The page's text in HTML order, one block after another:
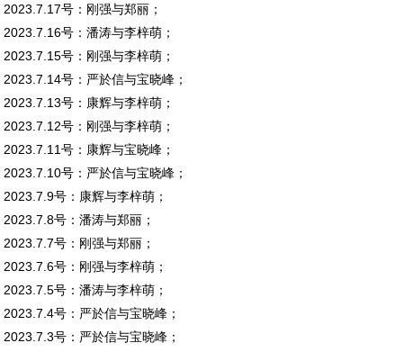
2023.7.17号：刚强与郑丽；
2023.7.16号：潘涛与李梓萌；
2023.7.15号：刚强与李梓萌；
2023.7.14号：严於信与宝晓峰；
2023.7.13号：康辉与李梓萌；
2023.7.12号：刚强与李梓萌；
2023.7.11号：康辉与宝晓峰；
2023.7.10号：严於信与宝晓峰；
2023.7.9号：康辉与李梓萌；
2023.7.8号：潘涛与郑丽；
2023.7.7号：刚强与郑丽；
2023.7.6号：刚强与李梓萌；
2023.7.5号：潘涛与李梓萌；
2023.7.4号：严於信与宝晓峰；
2023.7.3号：严於信与宝晓峰；